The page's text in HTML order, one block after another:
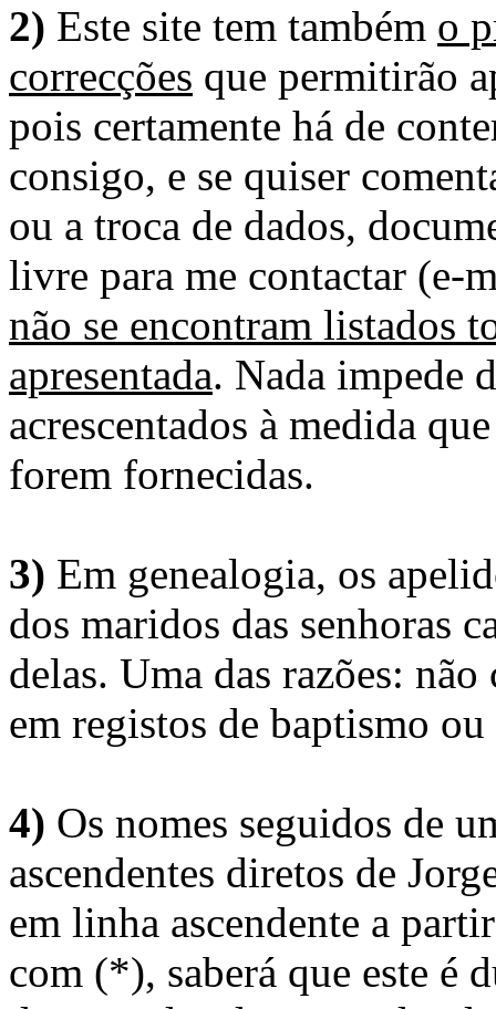
2) Este site tem também o
correcções que permitirão
pois certamente há de
consigo, e se quiser
ou a troca de dados,
livre para me contactar (e-
não se encontram listados
apresentada. Nada impede
acrescentados à medida
forem fornecidas.
3) Em genealogia, os
dos maridos das senhoras
delas. Uma das razões:
em registos de baptismo
4) Os nomes seguidos de
ascendentes diretos de
em linha ascendente a
com (*), saberá que este é